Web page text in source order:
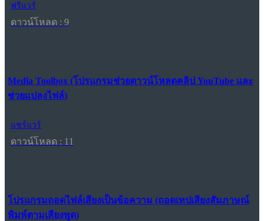
ฟรีแวร์
ดาวน์โหลด : 9
Media Toolbox (โปรแกรมช่วยดาวน์โหลดคลิป YouTube และ
ช่วยแปลงไฟล์)
แชร์แวร์
ดาวน์โหลด : 11
โปรแกรมถอดไฟล์เสียงเป็นข้อความ (ถอดเทปเสียงสัมภาษณ์
พิมพ์ตามเสียงพูด)